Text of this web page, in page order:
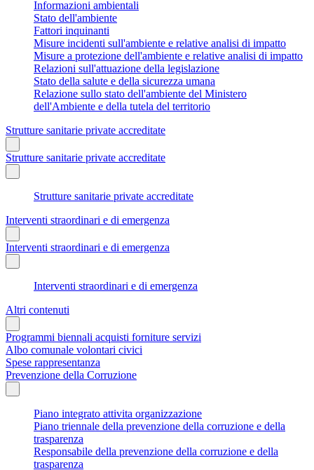
Informazioni ambientali
Stato dell'ambiente
Fattori inquinanti
Misure incidenti sull'ambiente e relative analisi di impatto
Misure a protezione dell'ambiente e relative analisi di impatto
Relazioni sull'attuazione della legislazione
Stato della salute e della sicurezza umana
Relazione sullo stato dell'ambiente del Ministero
dell'Ambiente e della tutela del territorio
Strutture sanitarie private accreditate
Strutture sanitarie private accreditate
Strutture sanitarie private accreditate
Interventi straordinari e di emergenza
Interventi straordinari e di emergenza
Interventi straordinari e di emergenza
Altri contenuti
Programmi biennali acquisti forniture servizi
Albo comunale volontari civici
Spese rappresentanza
Prevenzione della Corruzione
Piano integrato attivita organizzazione
Piano triennale della prevenzione della corruzione e della
trasparenza
Responsabile della prevenzione della corruzione e della
trasparenza